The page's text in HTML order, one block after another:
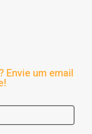
Envie um email